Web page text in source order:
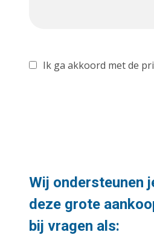
Ik ga akkoord met de
Wij ondersteunen
deze grote
bij vragen als: